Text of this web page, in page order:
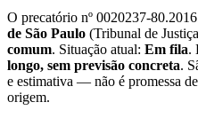
O precatório nº 0020237-
de São Paulo (Tribunal de
comum. Situação atual: Em fila.
longo, sem previsão concreta.
e estimativa — não é promessa
origem.